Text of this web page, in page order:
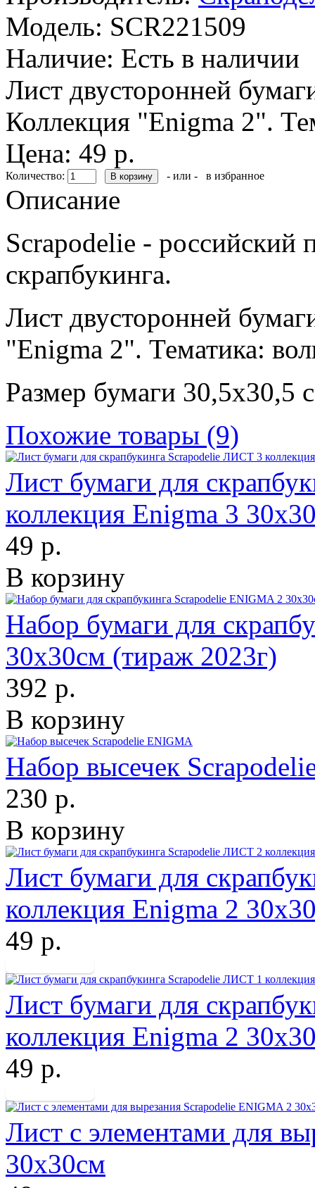
Модель: SCR221509
Наличие: Есть в наличии
Лист двусторонней
Коллекция "Enigma 2".
Цена: 49 р.
Количество: - или - в избранное
Описание
Scrapodelie - российский
скрапбукинга.
Лист двусторонней
"Enigma 2". Тематика:
Размер бумаги 30,5х30,5
Похожие товары (9)
Лист бумаги для
коллекция Enigma 3
49 р.
В корзину
Набор бумаги для
30х30см (тираж 2023г)
392 р.
В корзину
Набор высечек
230 р.
В корзину
Лист бумаги для
коллекция Enigma 2
49 р.
Лист бумаги для
коллекция Enigma 2
49 р.
Лист с элементами для
30х30см